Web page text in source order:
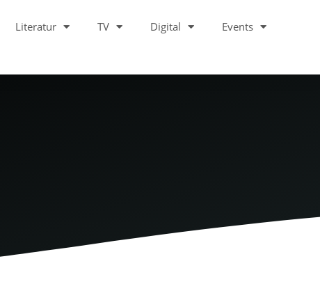
Literatur TV Digital Events